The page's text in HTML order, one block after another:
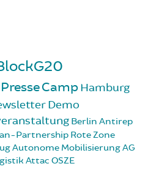
PresseCampHamburg
Demo
Berlin Antirep
Partnership Rote Zone
Autonome MobilisierungAG
Attac OSZE